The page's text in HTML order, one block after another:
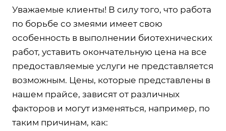
Уважаемые клиенты! В силу того, что работа
по борьбе со змеями имеет свою
особенность в выполнении биотехнических
работ, уставить окончательную цена на все
предоставляемые услуги не представляется
возможным. Цены, которые представлены в
нашем прайсе, зависят от различных
факторов и могут изменяться, например, по
таким причинам, как: